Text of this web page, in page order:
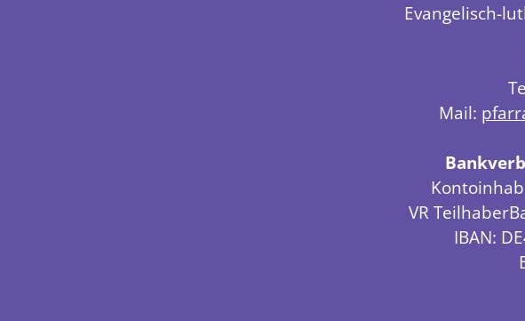
Evangelisch-
Mail:
VR
IBAN: